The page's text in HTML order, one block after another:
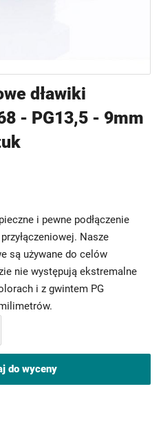
dławiki
- PG13,5 - 9mm
i pewne podłączenie
Nasze
są używane do celów
nie występują ekstremalne
i z gwintem PG
do wyceny